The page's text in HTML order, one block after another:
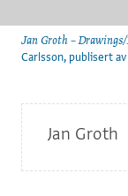
Jan Groth – Drawings/
Carlsson, publisert
Jan Groth
Jan Groth (f.